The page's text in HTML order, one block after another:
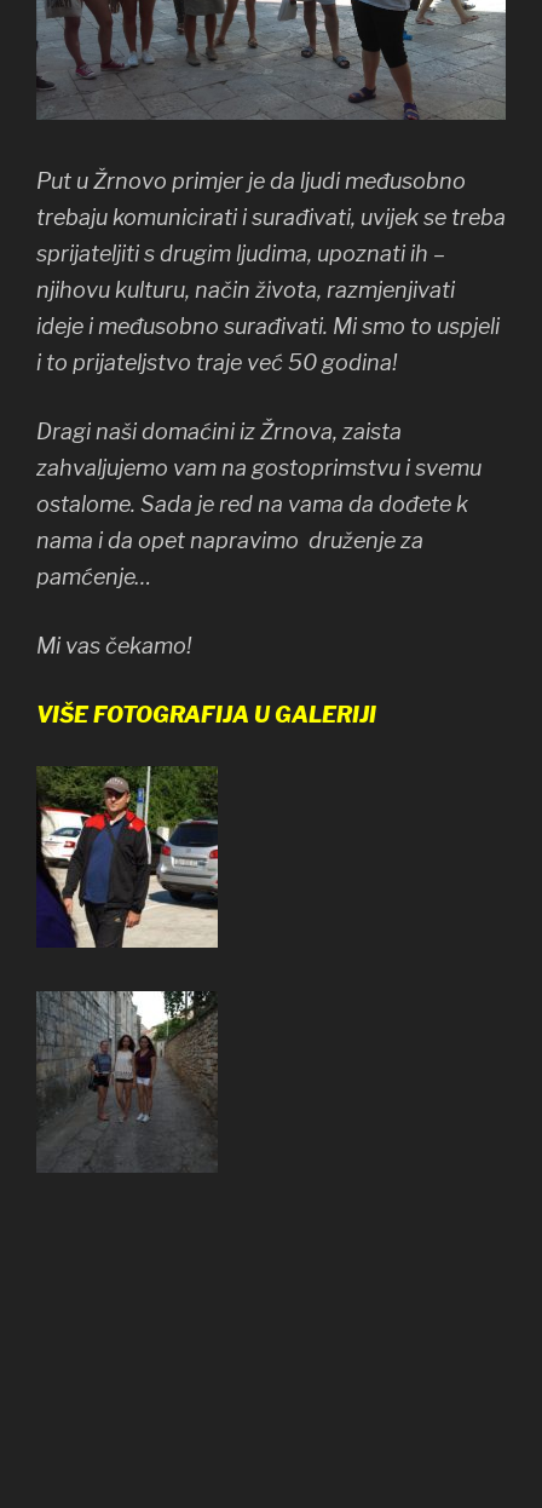
Put u Žrnovo primjer je da ljudi međusobno
trebaju komunicirati i surađivati, uvijek se treba
sprijateljiti s drugim ljudima, upoznati ih –
njihovu kulturu, način života, razmjenjivati
ideje i međusobno surađivati. Mi smo to uspjeli
i to prijateljstvo traje već 50 godina!
Dragi naši domaćini iz Žrnova, zaista
zahvaljujemo vam na gostoprimstvu i svemu
ostalome. Sada je red na vama da dođete k
nama i da opet napravimo druženje za
pamćenje…
Mi vas čekamo!
VIŠE FOTOGRAFIJA U GALERIJI